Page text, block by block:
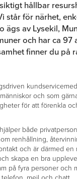
hållbar
står för närhet,
ägs av Lysekil,
och har ca 97
finner du på
och som
för att förenkla
både
renhållning,
och är därmed en
skapa en bra
på fyra personer och